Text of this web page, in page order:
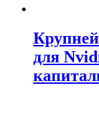
для